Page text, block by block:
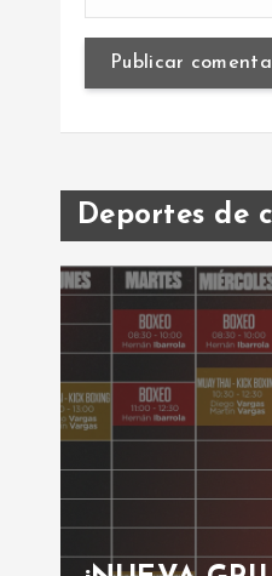
Deportes de